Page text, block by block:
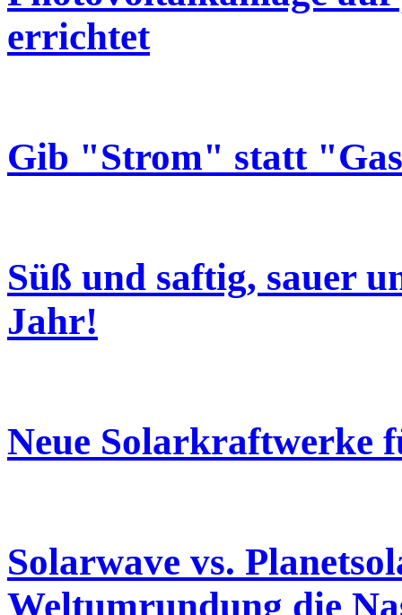
errichtet
Gib "Strom" statt
Süß und saftig, sauer
Jahr!
Neue Solarkraftwerke
Solarwave vs.
Weltumrundung die